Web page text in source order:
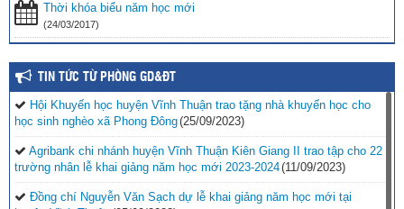
Thời khóa biểu năm học mới
(24/03/2017)
TIN TỨC TỪ PHÒNG GD&ĐT
Hội Khuyến học huyện Vĩnh Thuận trao tặng nhà khuyến học cho
học sinh nghèo xã Phong Đông(25/09/2023)
Agribank chi nhánh huyện Vĩnh Thuận Kiên Giang II trao tập cho 22
trường nhân lễ khai giảng năm học mới 2023-2024(11/09/2023)
Đồng chí Nguyễn Văn Sạch dự lễ khai giảng năm học mới tại